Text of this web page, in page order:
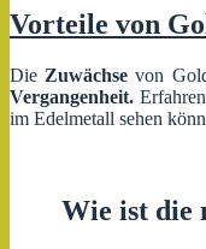
zu
Vorteile von
Die Zuwächse von
Vergangenheit.
im Edelmetall sehen
Wie ist die